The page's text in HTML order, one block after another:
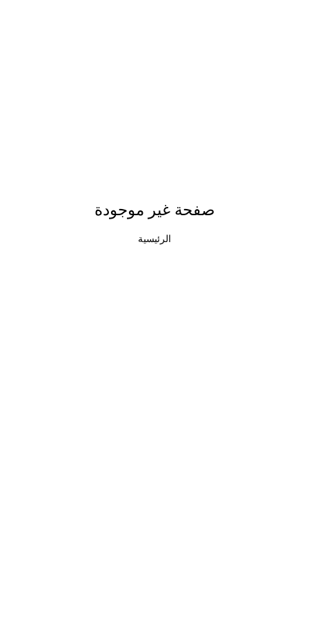
صفحة غير موجودة
الرئيسية